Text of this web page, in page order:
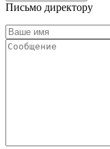
Письмо директору